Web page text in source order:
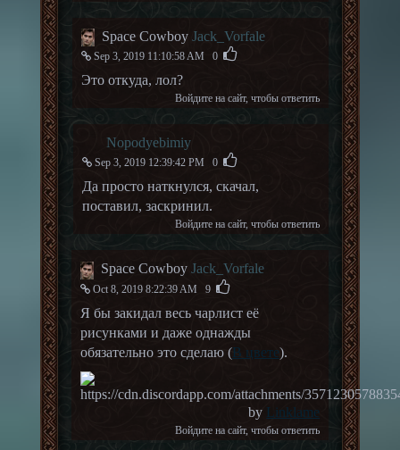
Space Cowboy Jack_Vorfale
Sep 3, 2019 11:10:58 AM 0
Это откуда, лол?
Войдите на сайт, чтобы ответить
Nopodyebimiy
Sep 3, 2019 12:39:42 PM 0
Да просто наткнулся, скачал,
поставил, заскринил.
Войдите на сайт, чтобы ответить
Space Cowboy Jack_Vorfale
Oct 8, 2019 8:22:39 AM 9
Я бы закидал весь чарлист её
рисунками и даже однажды
обязательно это сделаю (В цвете).
by Linklame
Войдите на сайт, чтобы ответить